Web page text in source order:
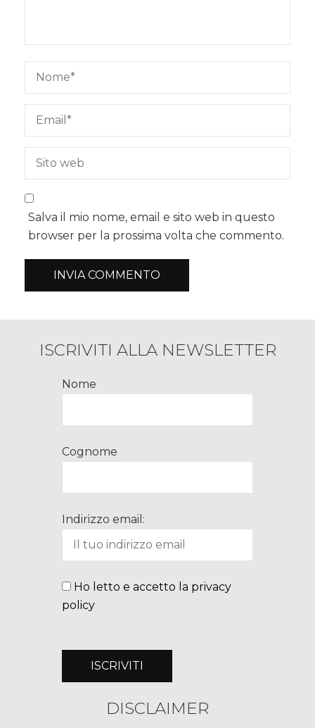
Salva il mio nome, email e sito web in questo
browser per la prossima volta che commento.
ISCRIVITI ALLA NEWSLETTER
Nome
Cognome
Indirizzo email:
Ho letto e accetto la privacy
policy
DISCLAIMER